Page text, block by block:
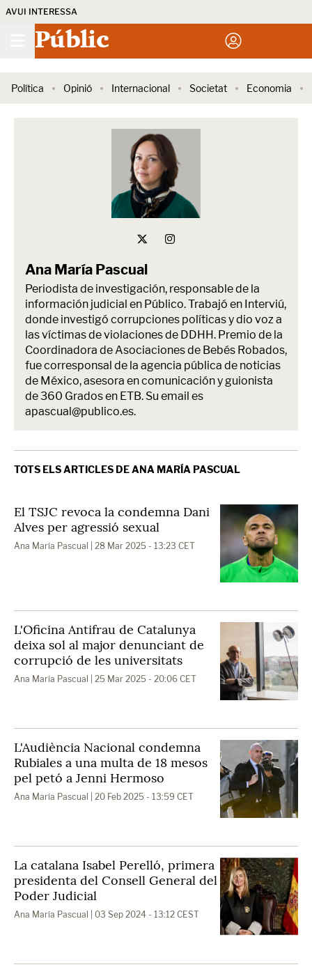
AVUI INTERESSA
Públic
Política Opinió Internacional Societat Economia
Ana María Pascual
Periodista de investigación, responsable de la
información judicial en Público. Trabajó en Interviú,
donde investigó corrupciones políticas y dio voz a
las víctimas de violaciones de DDHH. Premio de la
Coordinadora de Asociaciones de Bebés Robados,
fue corresponsal de la agencia pública de noticias
de México, asesora en comunicación y guionista
de 360 Grados en ETB. Su email es
apascual@publico.es.
TOTS ELS ARTICLES DE ANA MARÍA PASCUAL
El TSJC revoca la condemna Dani
Alves per agressió sexual
Ana María Pascual | 28 Mar 2025 - 13:23 CET
L'Oficina Antifrau de Catalunya
deixa sol al major denunciant de
corrupció de les universitats
Ana María Pascual | 25 Mar 2025 - 20:06 CET
L'Audiència Nacional condemna
Rubiales a una multa de 18 mesos
pel petó a Jenni Hermoso
Ana María Pascual | 20 Feb 2025 - 13:59 CET
La catalana Isabel Perelló, primera
presidenta del Consell General del
Poder Judicial
Ana María Pascual | 03 Sep 2024 - 13:12 CEST